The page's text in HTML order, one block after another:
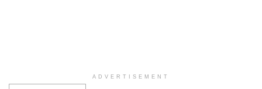
ADVERTISEMENT